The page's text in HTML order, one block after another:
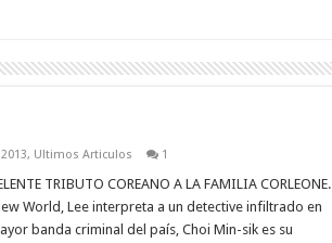
, Ultimos Articulos 1
TRIBUTO COREANO A LA FAMILIA CORLEONE.
World, Lee interpreta a un detective infiltrado en
banda criminal del país, Choi Min-sik es su